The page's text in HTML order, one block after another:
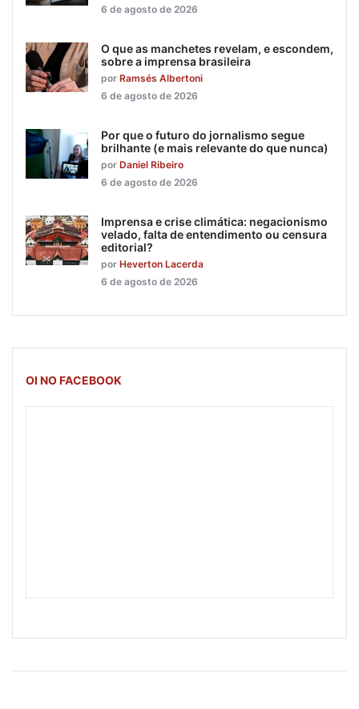
6 de agosto de 2026
O que as manchetes revelam, e escondem,
sobre a imprensa brasileira
por Ramsés Albertoni
6 de agosto de 2026
Por que o futuro do jornalismo segue
brilhante (e mais relevante do que nunca)
por Daniel Ribeiro
6 de agosto de 2026
Imprensa e crise climática: negacionismo
velado, falta de entendimento ou censura
editorial?
por Heverton Lacerda
6 de agosto de 2026
OI NO FACEBOOK